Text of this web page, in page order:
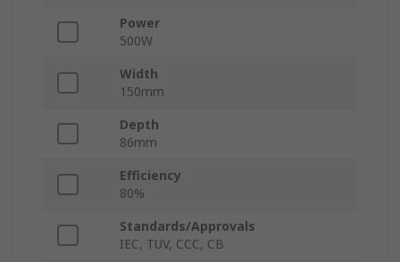
Power
500W
Width
150mm
Depth
86mm
Efficiency
80%
Standards/Approvals
IEC, TUV, CCC, CB